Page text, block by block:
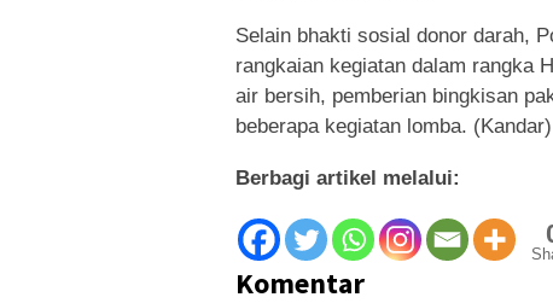
Selain bhakti sosial donor darah,
rangkaian kegiatan dalam rangka
air bersih, pemberian bingkisan
beberapa kegiatan lomba. (Kandar)
Berbagi artikel melalui:
Komentar